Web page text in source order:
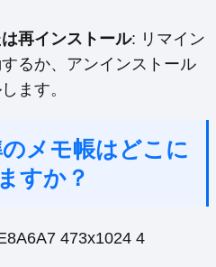
再インストール: リマイン
るか、アンインストール
ます。
メモ帳はどこに
すか？